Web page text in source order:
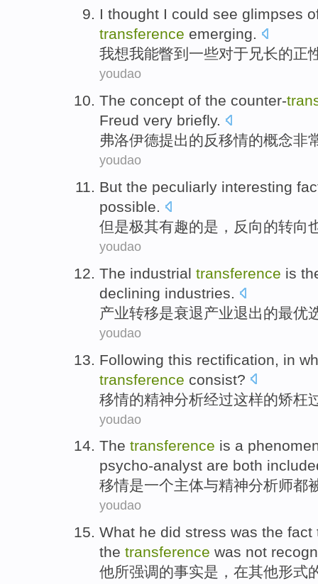
I thought I could see glimpses
transference emerging.
我想我能瞥到一些对于兄长的正
youdao
The concept of the counter-
Freud very briefly.
弗洛伊德提出的反移情的概念非
youdao
But the peculiarly interesting
possible.
但是极其有趣的是 ， 反向的转向
youdao
The industrial transference is
declining industries.
产业转移是衰退产业退出的最优
youdao
Following this rectification , in
transference consist?
移情的精神分析经过这样的矫枉
youdao
The transference is a
psycho-analyst are both
移情是一个主体与精神分析师都
youdao
What he did stress was the fact
the transference was not
他所强调的事实是 ， 在其他形式